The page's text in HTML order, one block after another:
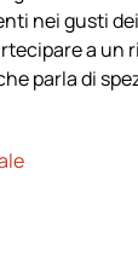
nei gusti
a un
parla di